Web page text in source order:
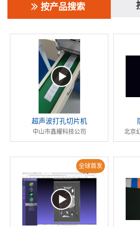
按产品搜索
超声波打孔切片机
中山市鑫耀科技公司 北京
全球首发